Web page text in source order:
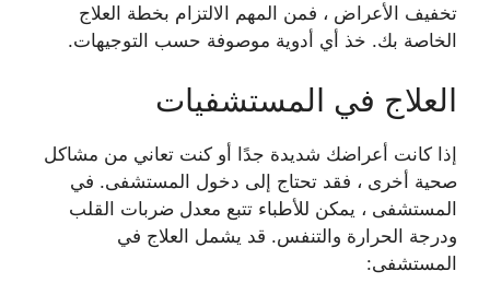
تخفيف الأعراض ، فمن المهم الالتزام بخطة العلاج
الخاصة بك. خذ أي أدوية موصوفة حسب التوجيهات.
العلاج في المستشفيات
إذا كانت أعراضك شديدة جدًا أو كنت تعاني من مشاكل
صحية أخرى ، فقد تحتاج إلى دخول المستشفى. في
المستشفى ، يمكن للأطباء تتبع معدل ضربات القلب
ودرجة الحرارة والتنفس. قد يشمل العلاج في
المستشفى: